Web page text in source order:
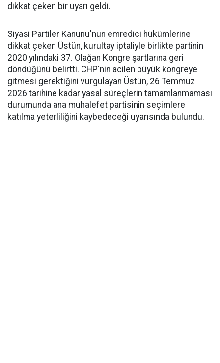
dikkat çeken bir uyarı geldi.
Siyasi Partiler Kanunu'nun emredici hükümlerine
dikkat çeken Üstün, kurultay iptaliyle birlikte partinin
2020 yılındaki 37. Olağan Kongre şartlarına geri
döndüğünü belirtti. CHP'nin acilen büyük kongreye
gitmesi gerektiğini vurgulayan Üstün, 26 Temmuz
2026 tarihine kadar yasal süreçlerin tamamlanmaması
durumunda ana muhalefet partisinin seçimlere
katılma yeterliliğini kaybedeceği uyarısında bulundu.